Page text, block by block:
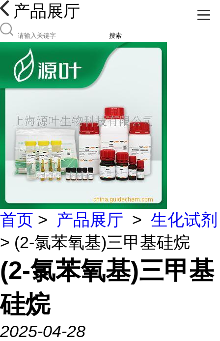
产品展厅
搜索
首页 > 产品展厅 > 生化试剂
> (2-氯苯氧基)三甲基硅烷
(2-氯苯氧基)三甲基
硅烷
2025-04-28